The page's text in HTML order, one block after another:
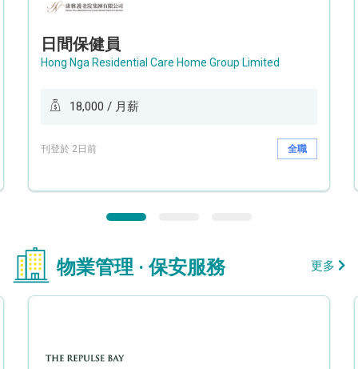
日間保健員
Hong Nga Residential Care Home Group Limited
18,000 / 月薪
刊登於 2日前 全職
物業管理 · 保安服務 更多